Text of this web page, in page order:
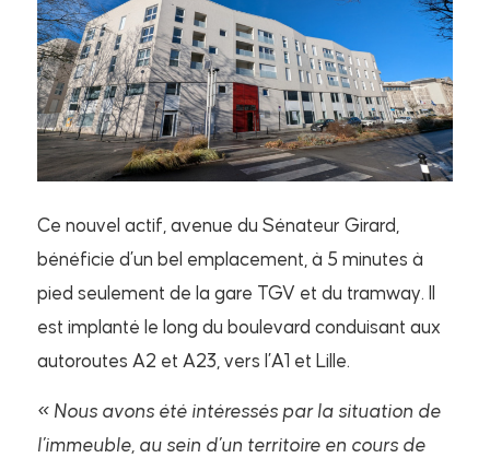
Ce nouvel actif, avenue du Sénateur Girard,
bénéficie d’un bel emplacement, à 5 minutes à
pied seulement de la gare TGV et du tramway. Il
est implanté le long du boulevard conduisant aux
autoroutes A2 et A23, vers l’A1 et Lille.
« Nous avons été intéressés par la situation de
l’immeuble, au sein d’un territoire en cours de